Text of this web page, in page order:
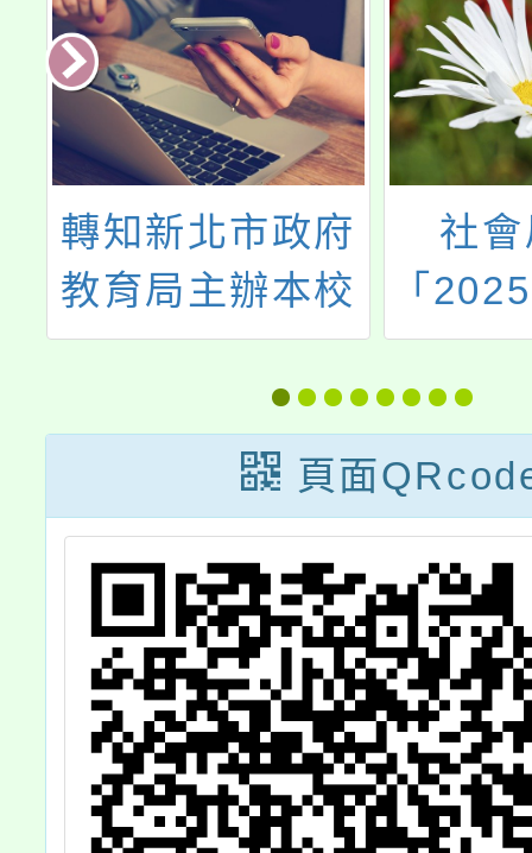
社會局辦理
「2025台灣燈會
在桃園」志工召
函轉
及學
關新
察局
警官
頭犬
廉潔
頁面